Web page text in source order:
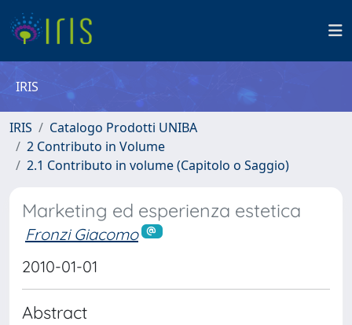
IRIS
IRIS
Catalogo Prodotti UNIBA
2 Contributo in Volume
2.1 Contributo in volume (Capitolo o Saggio)
Marketing ed esperienza estetica
Fronzi Giacomo
2010-01-01
Abstract